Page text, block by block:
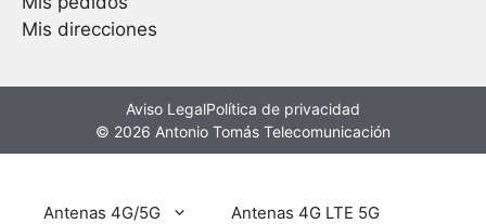
Mis direcciones
© 2026 Antonio Tomás Telecomunicación
Aviso LegalPolítica de privacidad
Antenas 4G/5G Antenas 4G LTE 5G